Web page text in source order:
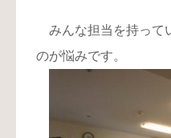
みんな担当を持って
のが悩みです。